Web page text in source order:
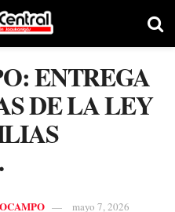
ENTREGA
DE LA LEY
mayo 7, 2026